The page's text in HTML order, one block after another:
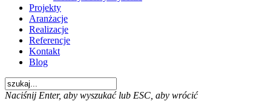
Projekty
Aranżacje
Realizacje
Referencje
Kontakt
Blog
Naciśnij Enter, aby wyszukać lub ESC, aby wrócić